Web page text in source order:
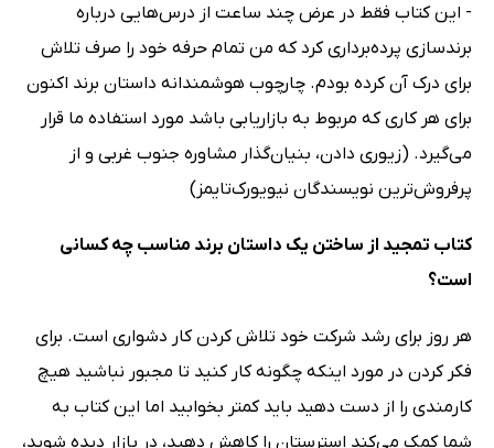
- این کتاب فقط در عرض چند ساعت از درس‌هایی درباره
برندسازی پرده‌برداری کرد که من تمام حرفه خود را صرف تلاش
برای درک آن کرده بودم. چارچوب هوشمندانه داستان برند اکنون
برای هر کاری که مربوط به بازاریابی باشد مورد استفاده ما قرار
می‌گیرد. (زیوری دادن، بنیان‌گذار مشاوره جنوب غربی و از
پرفروش‌ترین نویسندگان نیویورک‌تایمز)
کتاب تمجید از ساختن یک داستان برند مناسب چه کسانی
است؟
هر روز برای رشد شرکت خود تلاش کردن کار دشواری است. برای
فکر کردن در مورد اینکه چگونه کار کنید تا مجبور نباشید هیچ
کارمندی را از دست دهید باید کمتر بخوابید اما این کتاب به
شما کمک می‌کند استرستان را کاهش دهید، در بازار دیده شوید،